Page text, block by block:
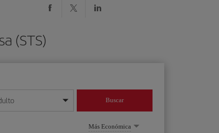
(STS)
mes/año
Buscar
Más Económica